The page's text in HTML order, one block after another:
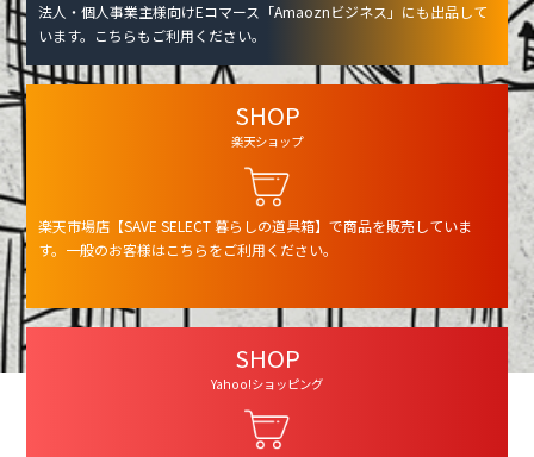
法人・個人事業主様向けEコマース「Amaoznビジネス」にも出品して
います。こちらもご利用ください。
SHOP
楽天ショップ
楽天市場店【SAVE SELECT 暮らしの道具箱】で商品を販売していま
す。一般のお客様はこちらをご利用ください。
SHOP
Yahoo!ショッピング